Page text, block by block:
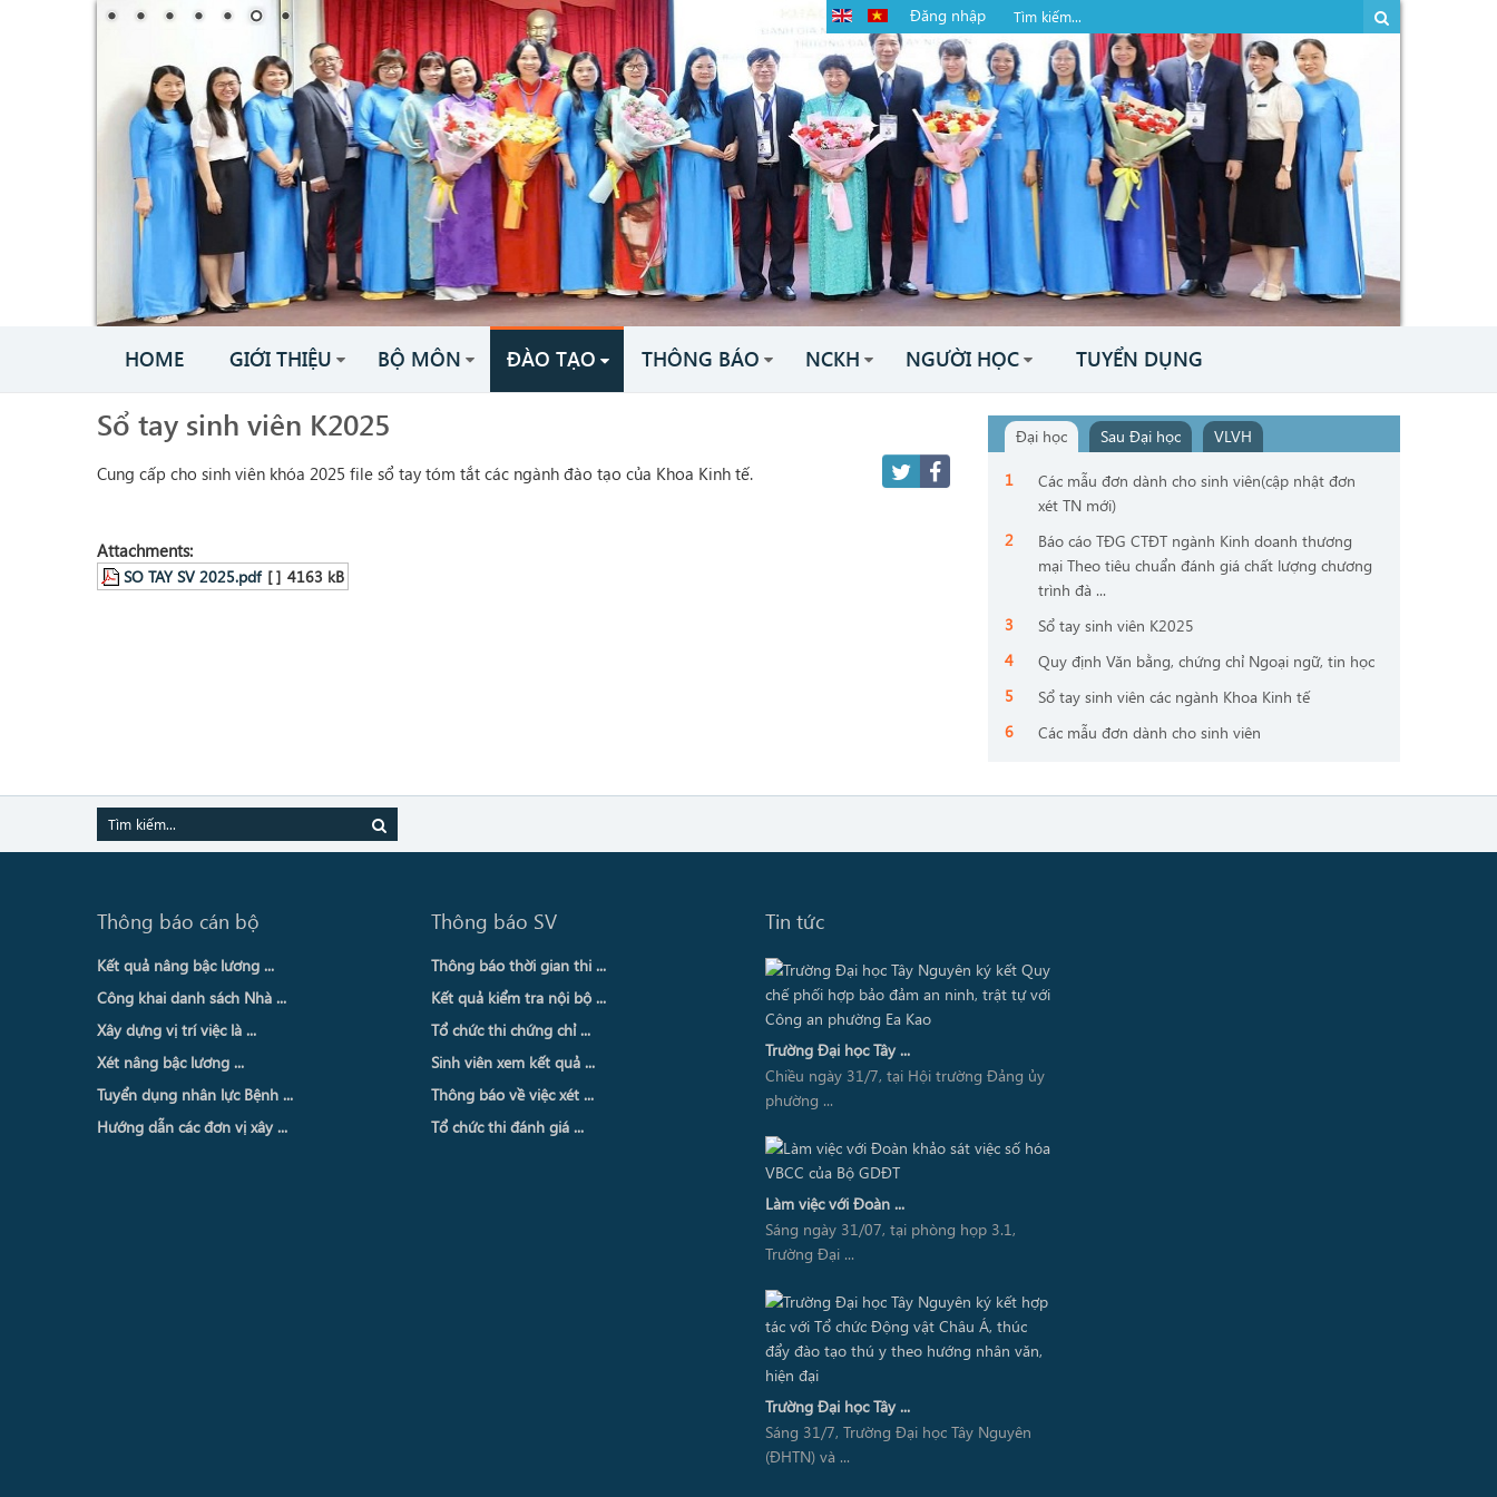
Đăng nhập
HOME GIỚI THIỆU BỘ MÔN ĐÀO TẠO THÔNG BÁO NCKH NGƯỜI HỌC TUYỂN DỤNG
Sổ tay sinh viên K2025
Cung cấp cho sinh viên khóa 2025 file sổ tay tóm tắt các ngành đào tạo của Khoa Kinh tế.
Attachments:
SO TAY SV 2025.pdf [ ] 4163 kB
Đại học Sau Đại học VLVH
Các mẫu đơn dành cho sinh viên(cập nhật đơn
xét TN mới)
Báo cáo TĐG CTĐT ngành Kinh doanh thương
mại Theo tiêu chuẩn đánh giá chất lượng chương
trình đà ...
Sổ tay sinh viên K2025
Quy định Văn bằng, chứng chỉ Ngoại ngữ, tin học
Sổ tay sinh viên các ngành Khoa Kinh tế
Các mẫu đơn dành cho sinh viên
Thông báo cán bộ
Kết quả nâng bậc lương ...
Công khai danh sách Nhà ...
Xây dựng vị trí việc là ...
Xét nâng bậc lương ...
Tuyển dụng nhân lực Bệnh ...
Hướng dẫn các đơn vị xây ...
Thông báo SV
Thông báo thời gian thi ...
Kết quả kiểm tra nội bộ ...
Tổ chức thi chứng chỉ ...
Sinh viên xem kết quả ...
Thông báo về việc xét ...
Tổ chức thi đánh giá ...
Tin tức
Trường Đại học Tây ...
Chiều ngày 31/7, tại Hội trường Đảng ủy
phường ...
Làm việc với Đoàn ...
Sáng ngày 31/07, tại phòng họp 3.1,
Trường Đại ...
Trường Đại học Tây ...
Sáng 31/7, Trường Đại học Tây Nguyên
(ĐHTN) và ...